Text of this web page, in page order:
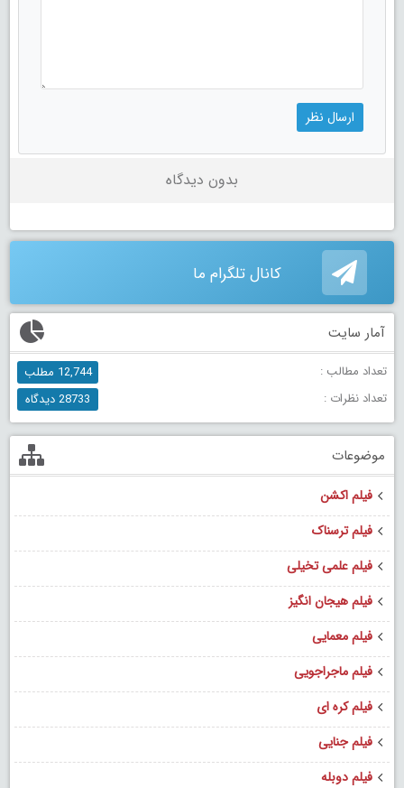
بدون دیدگاه
کانال تلگرام ما
آمار سایت
تعداد مطالب :
12,744 مطلب
تعداد نظرات :
28733 دیدگاه
موضوعات
فیلم اکشن
فیلم ترسناک
فیلم علمی تخیلی
فیلم هیجان انگیز
فیلم معمایی
فیلم ماجراجویی
فیلم کره ای
فیلم جنایی
فیلم دوبله